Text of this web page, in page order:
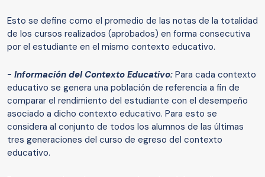
Esto se define como el promedio de las notas de la totalidad
de los cursos realizados (aprobados) en forma consecutiva
por el estudiante en el mismo contexto educativo.
- Información del Contexto Educativo: Para cada contexto
educativo se genera una población de referencia a fin de
comparar el rendimiento del estudiante con el desempeño
asociado a dicho contexto educativo. Para esto se
considera al conjunto de todos los alumnos de las últimas
tres generaciones del curso de egreso del contexto
educativo.